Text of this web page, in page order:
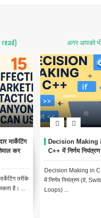
read) अगर आपको
मार्केटिंग
कर
तरीके
है। ...
Decision Making
C++ में निर्णय नियंत्रण
Decision Making in
में निर्णय नियंत्रण (If,
Loops) ...